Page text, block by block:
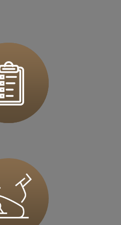
Zapisz mnie
5D
Zapisz mnie